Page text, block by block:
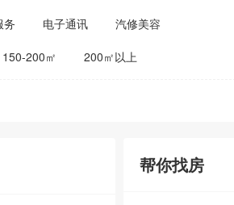
务 电子通讯
汽修美容
150-200㎡ 200㎡以上
帮你找房